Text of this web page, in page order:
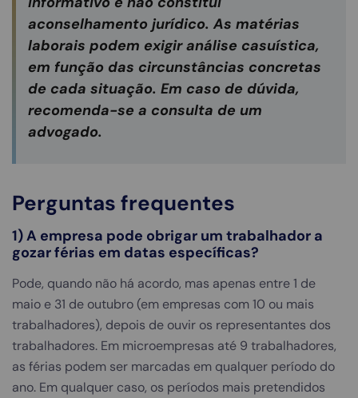
aconselhamento jurídico. As matérias
laborais podem exigir análise casuística,
em função das circunstâncias concretas
de cada situação. Em caso de dúvida,
recomenda-se a consulta de um
advogado.
Perguntas frequentes
1) A empresa pode obrigar um trabalhador a
gozar férias em datas específicas?
Pode, quando não há acordo, mas apenas entre 1 de
maio e 31 de outubro (em empresas com 10 ou mais
trabalhadores), depois de ouvir os representantes dos
trabalhadores. Em microempresas até 9 trabalhadores,
as férias podem ser marcadas em qualquer período do
ano. Em qualquer caso, os períodos mais pretendidos